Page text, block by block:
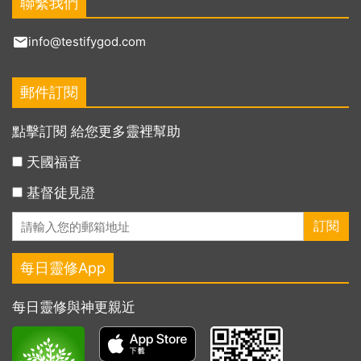
info@testifygod.com
郵件訂閱
點擊訂閱 給您更多靈裡幫助
天國福音
基督徒見證
每日靈修App
每日靈修與神更親近